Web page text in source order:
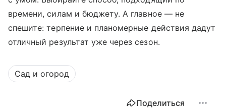
времени, силам и бюджету. А главное — не
спешите: терпение и планомерные действия дадут
отличный результат уже через сезон.
Сад и огород
Поделиться